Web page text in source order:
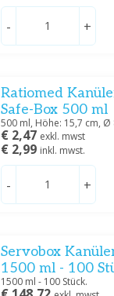
- +
Ratiomed
Safe-Box 500 ml
500 ml, Höhe: 15,7 cm, Ø
€ 2,47 exkl. mwst
€ 2,99 inkl. mwst.
- +
Servobox
1500 ml - 100
1500 ml - 100 Stück.